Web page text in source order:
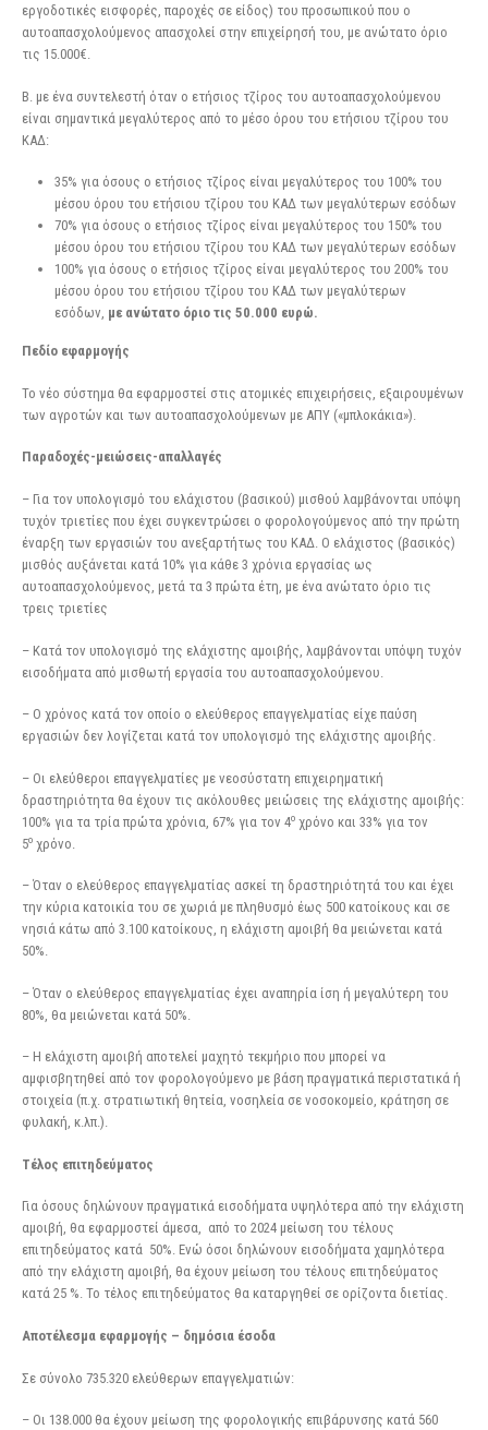
εργοδοτικές εισφορές, παροχές σε είδος) του προσωπικού που ο
αυτοαπασχολούμενος απασχολεί στην επιχείρησή του, με ανώτατο όριο
τις 15.000€.
Β. με ένα συντελεστή όταν ο ετήσιος τζίρος του αυτοαπασχολούμενου
είναι σημαντικά μεγαλύτερος από το μέσο όρου του ετήσιου τζίρου του
ΚΑΔ:
35% για όσους ο ετήσιος τζίρος είναι μεγαλύτερος του 100% του
μέσου όρου του ετήσιου τζίρου του ΚΑΔ των μεγαλύτερων εσόδων
70% για όσους ο ετήσιος τζίρος είναι μεγαλύτερος του 150% του
μέσου όρου του ετήσιου τζίρου του ΚΑΔ των μεγαλύτερων εσόδων
100% για όσους ο ετήσιος τζίρος είναι μεγαλύτερος του 200% του
μέσου όρου του ετήσιου τζίρου του ΚΑΔ των μεγαλύτερων
εσόδων, με ανώτατο όριο τις 50.000 ευρώ.
Πεδίο εφαρμογής
Το νέο σύστημα θα εφαρμοστεί στις ατομικές επιχειρήσεις, εξαιρουμένων
των αγροτών και των αυτοαπασχολούμενων με ΑΠΥ («μπλοκάκια»).
Παραδοχές-μειώσεις-απαλλαγές
– Για τον υπολογισμό του ελάχιστου (βασικού) μισθού λαμβάνονται υπόψη
τυχόν τριετίες που έχει συγκεντρώσει ο φορολογούμενος από την πρώτη
έναρξη των εργασιών του ανεξαρτήτως του ΚΑΔ. Ο ελάχιστος (βασικός)
μισθός αυξάνεται κατά 10% για κάθε 3 χρόνια εργασίας ως
αυτοαπασχολούμενος, μετά τα 3 πρώτα έτη, με ένα ανώτατο όριο τις
τρεις τριετίες
– Κατά τον υπολογισμό της ελάχιστης αμοιβής, λαμβάνονται υπόψη τυχόν
εισοδήματα από μισθωτή εργασία του αυτοαπασχολούμενου.
– Ο χρόνος κατά τον οποίο ο ελεύθερος επαγγελματίας είχε παύση
εργασιών δεν λογίζεται κατά τον υπολογισμό της ελάχιστης αμοιβής.
– Οι ελεύθεροι επαγγελματίες με νεοσύστατη επιχειρηματική
δραστηριότητα θα έχουν τις ακόλουθες μειώσεις της ελάχιστης αμοιβής:
100% για τα τρία πρώτα χρόνια, 67% για τον 4ο χρόνο και 33% για τον
5ο χρόνο.
– Όταν ο ελεύθερος επαγγελματίας ασκεί τη δραστηριότητά του και έχει
την κύρια κατοικία του σε χωριά με πληθυσμό έως 500 κατοίκους και σε
νησιά κάτω από 3.100 κατοίκους, η ελάχιστη αμοιβή θα μειώνεται κατά
50%.
– Όταν ο ελεύθερος επαγγελματίας έχει αναπηρία ίση ή μεγαλύτερη του
80%, θα μειώνεται κατά 50%.
– Η ελάχιστη αμοιβή αποτελεί μαχητό τεκμήριο που μπορεί να
αμφισβητηθεί από τον φορολογούμενο με βάση πραγματικά περιστατικά ή
στοιχεία (π.χ. στρατιωτική θητεία, νοσηλεία σε νοσοκομείο, κράτηση σε
φυλακή, κ.λπ.).
Τέλος επιτηδεύματος
Για όσους δηλώνουν πραγματικά εισοδήματα υψηλότερα από την ελάχιστη
αμοιβή, θα εφαρμοστεί άμεσα, από το 2024 μείωση του τέλους
επιτηδεύματος κατά 50%. Ενώ όσοι δηλώνουν εισοδήματα χαμηλότερα
από την ελάχιστη αμοιβή, θα έχουν μείωση του τέλους επιτηδεύματος
κατά 25 %. Το τέλος επιτηδεύματος θα καταργηθεί σε ορίζοντα διετίας.
Αποτέλεσμα εφαρμογής – δημόσια έσοδα
Σε σύνολο 735.320 ελεύθερων επαγγελματιών:
– Οι 138.000 θα έχουν μείωση της φορολογικής επιβάρυνσης κατά 560